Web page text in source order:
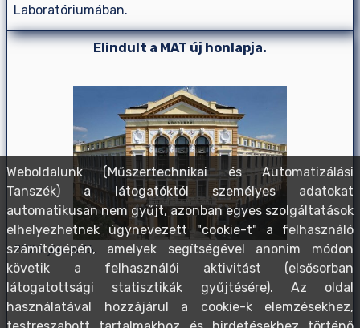
Laboratóriumában.
Elindult a MAT új honlapja.
2023. június 16.
Weboldalunk (Műszertechnikai és Automatizálási
Tanszék) a látogatóktól személyes adatokat
automatikusan nem gyűjt, azonban egyes szolgáltatások
elhelyezhetnek úgynevezett "cookie-t" a felhasználó
számítógépén, amelyek segítségével anonim módon
követik a felhasználói aktivitást (elsősorban
látogatottsági statisztikák gyűjtésére). Az oldal
használatával hozzájárul a cookie-k elemzésekhez,